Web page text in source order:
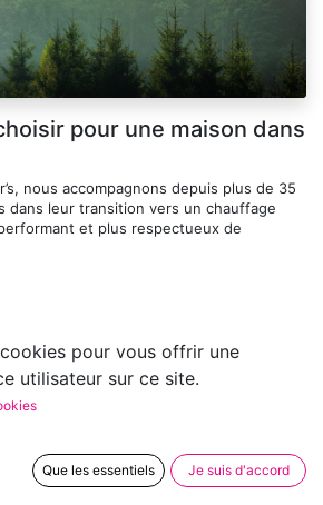
pour une maison dans
nous accompagnons depuis plus de 35
dans leur transition vers un chauffage
et plus respectueux de
pour vous offrir une
utilisateur sur ce site.
Que les essentiels Je suis d'accord